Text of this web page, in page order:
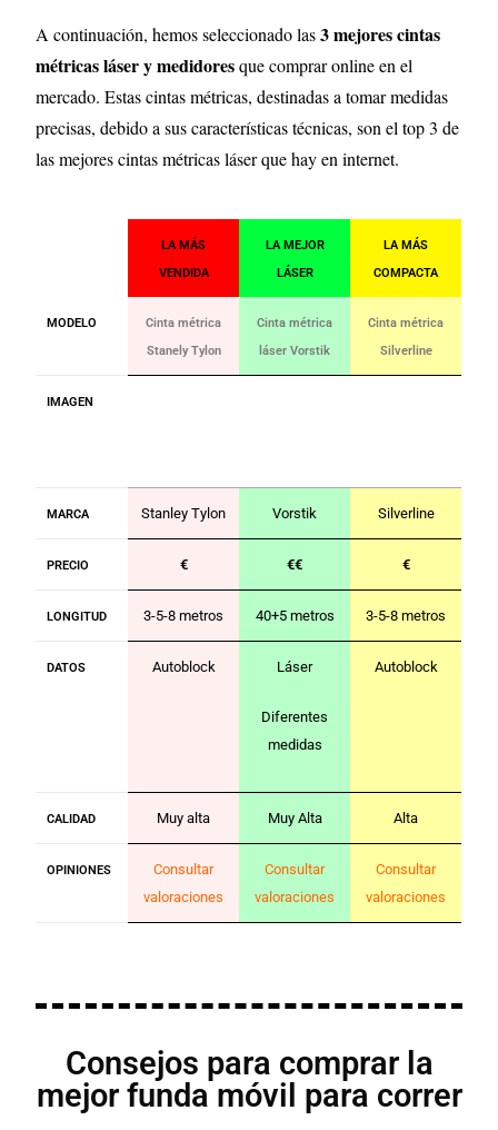
A continuación, hemos seleccionado las3mejores cintas
métricas láser y medidoresque comprar online en el
mercado. Estas cintas métricas, destinadas a tomar medidas
precisas, debido a sus características técnicas, son el top 3 de
las mejores cintas métricas láser que hay en internet.
LA MÁS
VENDIDA
LA MEJOR
LÁSER
LA MÁS
COMPACTA
MODELO
Cinta métrica
Stanely Tylon
Cinta métrica
láser Vorstik
Cinta métrica
Silverline
IMAGEN
MARCA Stanley Tylon Vorstik Silverline
PRECIO € €€ €
LONGITUD 3-5-8 metros 40+5 metros 3-5-8 metros
DATOS Autoblock Láser
Diferentes
medidas
Autoblock
CALIDAD Muy alta Muy Alta Alta
OPINIONES
Consultar
valoraciones
Consultar
valoraciones
Consultar
valoraciones
Consejos para comprar la
mejor funda móvil para correr